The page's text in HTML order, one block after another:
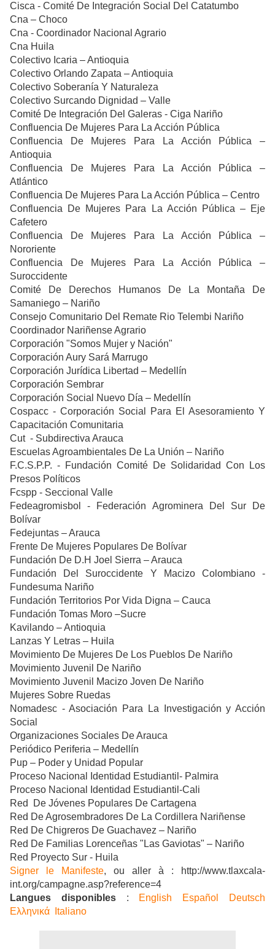
Cisca - Comité De Integración Social Del Catatumbo
Cna – Choco
Cna - Coordinador Nacional Agrario
Cna Huila
Colectivo Icaria – Antioquia
Colectivo Orlando Zapata – Antioquia
Colectivo Soberanía Y Naturaleza
Colectivo Surcando Dignidad – Valle
Comité De Integración Del Galeras - Ciga Nariño
Confluencia De Mujeres Para La Acción Pública
Confluencia De Mujeres Para La Acción Pública –
Antioquia
Confluencia De Mujeres Para La Acción Pública –
Atlántico
Confluencia De Mujeres Para La Acción Pública – Centro
Confluencia De Mujeres Para La Acción Pública – Eje
Cafetero
Confluencia De Mujeres Para La Acción Pública –
Nororiente
Confluencia De Mujeres Para La Acción Pública –
Suroccidente
Comité De Derechos Humanos De La Montaña De
Samaniego – Nariño
Consejo Comunitario Del Remate Rio Telembi Nariño
Coordinador Nariñense Agrario
Corporación "Somos Mujer y Nación"
Corporación Aury Sará Marrugo
Corporación Jurídica Libertad – Medellín
Corporación Sembrar
Corporación Social Nuevo Día – Medellín
Cospacc - Corporación Social Para El Asesoramiento Y
Capacitación Comunitaria
Cut - Subdirectiva Arauca
Escuelas Agroambientales De La Unión – Nariño
F.C.S.P.P. - Fundación Comité De Solidaridad Con Los
Presos Políticos
Fcspp - Seccional Valle
Fedeagromisbol - Federación Agrominera Del Sur De
Bolívar
Fedejuntas – Arauca
Frente De Mujeres Populares De Bolívar
Fundación De D.H Joel Sierra – Arauca
Fundación Del Suroccidente Y Macizo Colombiano -
Fundesuma Nariño
Fundación Territorios Por Vida Digna – Cauca
Fundación Tomas Moro –Sucre
Kavilando – Antioquia
Lanzas Y Letras – Huila
Movimiento De Mujeres De Los Pueblos De Nariño
Movimiento Juvenil De Nariño
Movimiento Juvenil Macizo Joven De Nariño
Mujeres Sobre Ruedas
Nomadesc - Asociación Para La Investigación y Acción
Social
Organizaciones Sociales De Arauca
Periódico Periferia – Medellín
Pup – Poder y Unidad Popular
Proceso Nacional Identidad Estudiantil- Palmira
Proceso Nacional Identidad Estudiantil-Cali
Red De Jóvenes Populares De Cartagena
Red De Agrosembradores De La Cordillera Nariñense
Red De Chigreros De Guachavez – Nariño
Red De Familias Lorenceñas "Las Gaviotas" – Nariño
Red Proyecto Sur - Huila
Signer le Manifeste, ou aller à :
http://www.tlaxcala-
int.org/campagne.asp?reference=4
Langues disponibles: English Español
Deutsch
Ελληνικά
Italiano